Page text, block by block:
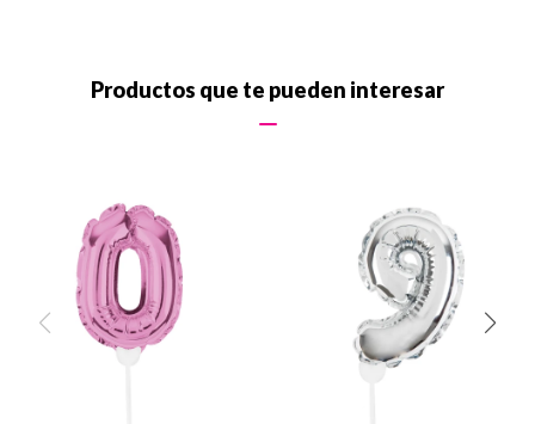
Productos que te pueden interesar